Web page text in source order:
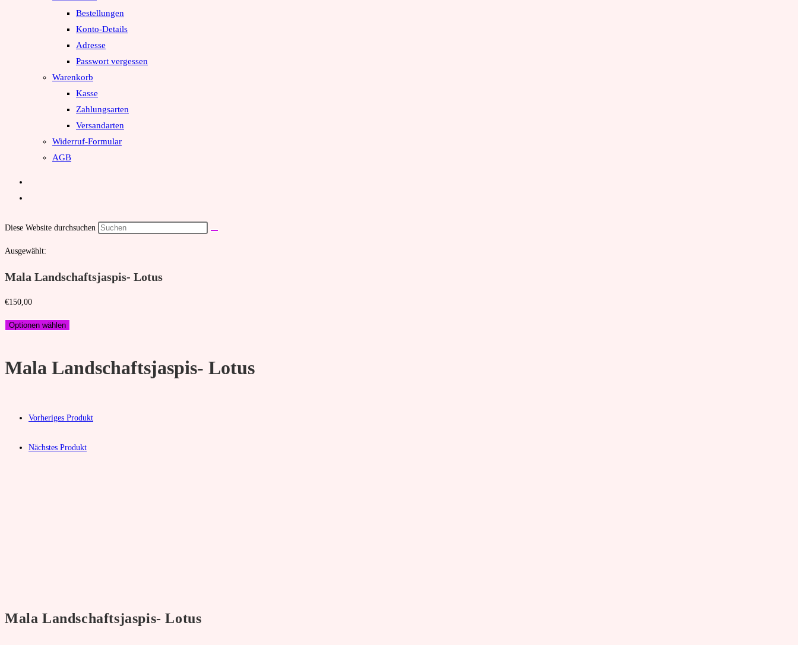
Bestellungen
Konto-Details
Adresse
Passwort vergessen
Warenkorb
Kasse
Zahlungsarten
Versandarten
Widerruf-Formular
AGB
Diese Website durchsuchen
Ausgewählt:
Mala Landschaftsjaspis- Lotus
€150,00
Optionen wählen
Mala Landschaftsjaspis- Lotus
Vorheriges Produkt
Nächstes Produkt
Mala Landschaftsjaspis- Lotus